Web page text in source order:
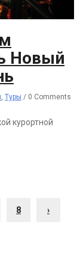
Новый
, Туры / 0 Comments
курортной
8 ›